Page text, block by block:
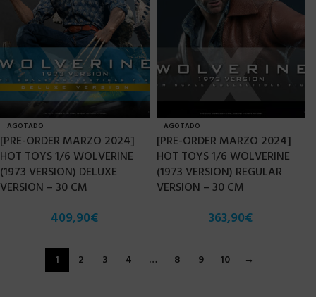
AGOTADO
[PRE-ORDER MARZO 2024]
HOT TOYS 1/6 WOLVERINE
(1973 VERSION) DELUXE
VERSION – 30 CM
409,90€
AGOTADO
[PRE-ORDER MARZO 2024]
HOT TOYS 1/6 WOLVERINE
(1973 VERSION) REGULAR
VERSION – 30 CM
363,90€
1 2 3 4 … 8 9 10 →